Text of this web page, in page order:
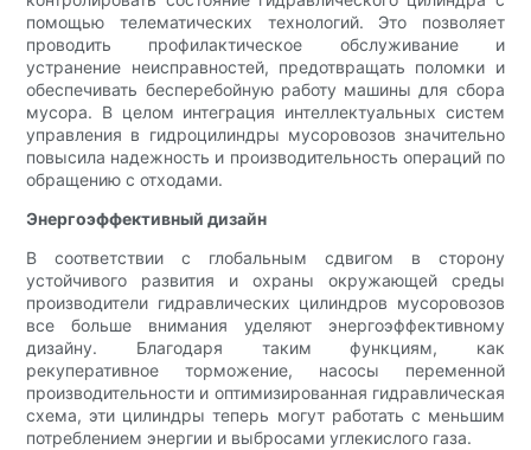
помощью телематических технологий. Это позволяет
проводить профилактическое обслуживание и
устранение неисправностей, предотвращать поломки и
обеспечивать бесперебойную работу машины для сбора
мусора. В целом интеграция интеллектуальных систем
управления в гидроцилиндры мусоровозов значительно
повысила надежность и производительность операций по
обращению с отходами.
Энергоэффективный дизайн
В соответствии с глобальным сдвигом в сторону
устойчивого развития и охраны окружающей среды
производители гидравлических цилиндров мусоровозов
все больше внимания уделяют энергоэффективному
дизайну. Благодаря таким функциям, как
рекуперативное торможение, насосы переменной
производительности и оптимизированная гидравлическая
схема, эти цилиндры теперь могут работать с меньшим
потреблением энергии и выбросами углекислого газа.